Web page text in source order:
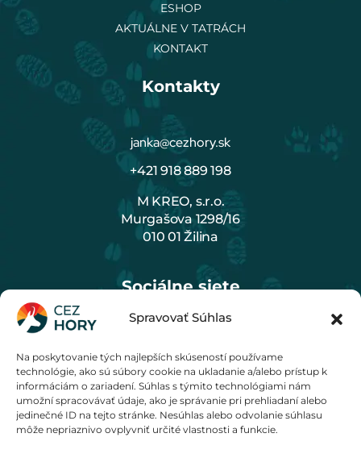
Spravovať Súhlas
Na poskytovanie tých najlepších skúseností používame
technológie, ako sú súbory cookie na ukladanie a/alebo prístup k
informáciám o zariadení. Súhlas s týmito technológiami nám
umožní spracovávať údaje, ako je správanie pri prehliadaní alebo
jedinečné ID na tejto stránke. Nesúhlas alebo odvolanie súhlasu
môže nepriaznivo ovplyvniť určité vlastnosti a funkcie.
ESHOP
AKTUÁLNE V TATRÁCH
KONTAKT
Kontakty
janka@cezhory.sk
+421 918 889 198
M KREO, s.r.o.
Murgašova 1298/16
010 01 Žilina
Sociálne siete
Cenník